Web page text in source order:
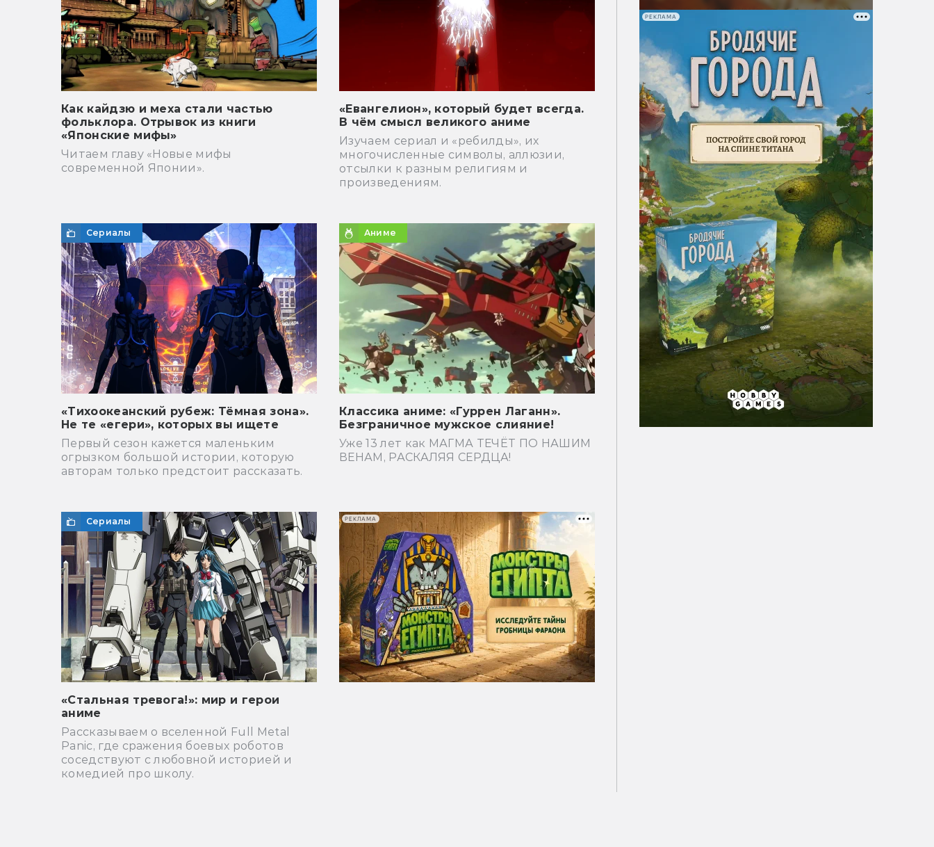
Как кайдзю и меха стали частью
фольклора. Отрывок из книги
«Японские мифы»
Читаем главу «Новые мифы
современной Японии».
«Евангелион», который будет всегда.
В чём смысл великого аниме
Изучаем сериал и «ребилды», их
многочисленные символы, аллюзии,
отсылки к разным религиям и
произведениям.
Сериалы
«Тихоокеанский рубеж: Тёмная зона».
Не те «егери», которых вы ищете
Первый сезон кажется маленьким
огрызком большой истории, которую
авторам только предстоит рассказать.
Аниме
Классика аниме: «Гуррен Лаганн».
Безграничное мужское слияние!
Уже 13 лет как МАГМА ТЕЧЁТ ПО НАШИМ
ВЕНАМ, РАСКАЛЯЯ СЕРДЦА!
Сериалы
«Стальная тревога!»: мир и герои
аниме
Рассказываем о вселенной Full Metal
Panic, где сражения боевых роботов
соседствуют с любовной историей и
комедией про школу.
РЕКЛАМА
РЕКЛАМА